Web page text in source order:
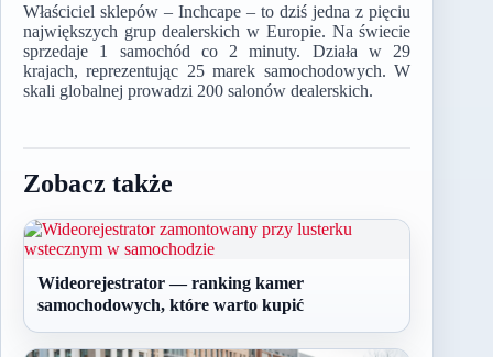
Właściciel sklepów – Inchcape – to dziś jedna z pięciu
największych grup dealerskich w Europie. Na świecie
sprzedaje 1 samochód co 2 minuty. Działa w 29
krajach, reprezentując 25 marek samochodowych. W
skali globalnej prowadzi 200 salonów dealerskich.
Zobacz także
Wideorejestrator — ranking kamer
samochodowych, które warto kupić